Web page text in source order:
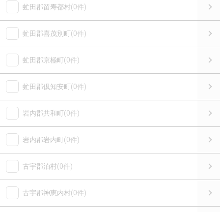
虻田郡留寿都村(0件)
虻田郡喜茂別町(0件)
虻田郡京極町(0件)
虻田郡倶知安町(0件)
岩内郡共和町(0件)
岩内郡岩内町(0件)
古宇郡泊村(0件)
古宇郡神恵内村(0件)